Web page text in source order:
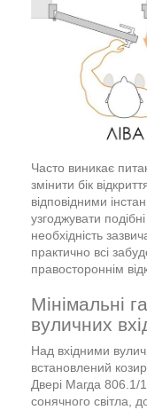
Часто виникає
змінити бік
відповідними
узгоджувати
необхідність
практично всі
правостороннім
Мінімальні
вуличних
Над вхідними
встановлений
Двері Магда 806.1/
сонячного світла,